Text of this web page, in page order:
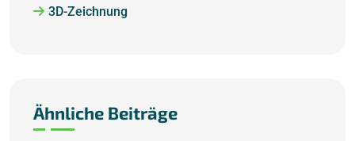
3D-Zeichnung
Ähnliche Beiträge